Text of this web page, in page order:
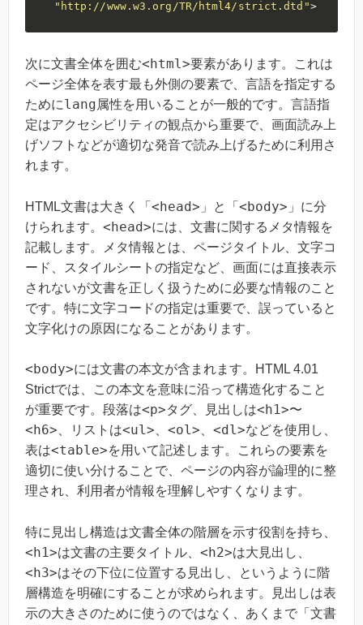
"http://www.w3.org/TR/html4/strict.dtd">
次に文書全体を囲む<html>要素があります。これは
ページ全体を表す最も外側の要素で、言語を指定する
ためにlang属性を用いることが一般的です。言語指
定はアクセシビリティの観点から重要で、画面読み上
げソフトなどが適切な発音で読み上げるために利用さ
れます。
HTML文書は大きく「 <head> 」と「 <body> 」に分
けられます。 <head>には、文書に関するメタ情報を
記載します。メタ情報とは、ページタイトル、文字コ
ード、スタイルシートの指定など、画面には直接表示
されないが文書を正しく扱うために必要な情報のこと
です。特に文字コードの指定は重要で、誤っていると
文字化けの原因になることがあります。
<body>には文書の本文が含まれます。HTML 4.01
Strictでは、この本文を意味に沿って構造化すること
が重要です。段落は<p>タグ、見出しは<h1>〜
<h6> 、リストは<ul> <ol> <dl>などを使用し、
表は<table>を用いて記述します。これらの要素を
適切に使い分けることで、ページの内容が論理的に整
理され、利用者が情報を理解しやすくなります。
特に見出し構造は文書全体の階層を示す役割を持ち、
<h1>は文書の主要タイトル、 <h2>は大見出し、
<h3>はその下位に位置する見出し、というように階
層構造を明確にすることが求められます。見出しは表
示の大きさのために使うのではなく、あくまで「文書